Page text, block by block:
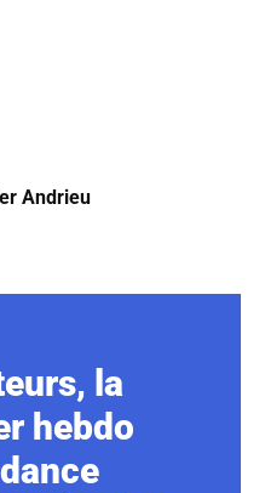
Andrieu
la
hebdo